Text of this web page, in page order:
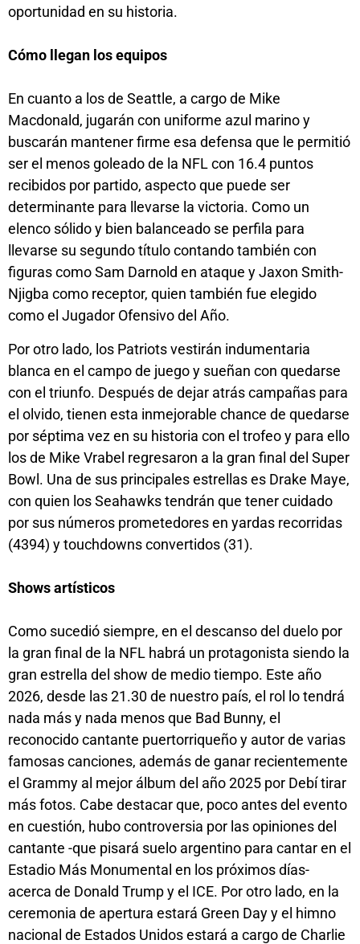
oportunidad en su historia.
Cómo llegan los equipos
En cuanto a los de Seattle, a cargo de Mike
Macdonald, jugarán con uniforme azul marino y
buscarán mantener firme esa defensa que le permitió
ser el menos goleado de la NFL con 16.4 puntos
recibidos por partido, aspecto que puede ser
determinante para llevarse la victoria. Como un
elenco sólido y bien balanceado se perfila para
llevarse su segundo título contando también con
figuras como Sam Darnold en ataque y Jaxon Smith-
Njigba como receptor, quien también fue elegido
como el Jugador Ofensivo del Año.
Por otro lado, los Patriots vestirán indumentaria
blanca en el campo de juego y sueñan con quedarse
con el triunfo. Después de dejar atrás campañas para
el olvido, tienen esta inmejorable chance de quedarse
por séptima vez en su historia con el trofeo y para ello
los de Mike Vrabel regresaron a la gran final del Super
Bowl. Una de sus principales estrellas es Drake Maye,
con quien los Seahawks tendrán que tener cuidado
por sus números prometedores en yardas recorridas
(4394) y touchdowns convertidos (31).
Shows artísticos
Como sucedió siempre, en el descanso del duelo por
la gran final de la NFL habrá un protagonista siendo la
gran estrella del show de medio tiempo. Este año
2026, desde las 21.30 de nuestro país, el rol lo tendrá
nada más y nada menos que Bad Bunny, el
reconocido cantante puertorriqueño y autor de varias
famosas canciones, además de ganar recientemente
el Grammy al mejor álbum del año 2025 por Debí tirar
más fotos. Cabe destacar que, poco antes del evento
en cuestión, hubo controversia por las opiniones del
cantante -que pisará suelo argentino para cantar en el
Estadio Más Monumental en los próximos días-
acerca de Donald Trump y el ICE. Por otro lado, en la
ceremonia de apertura estará Green Day y el himno
nacional de Estados Unidos estará a cargo de Charlie